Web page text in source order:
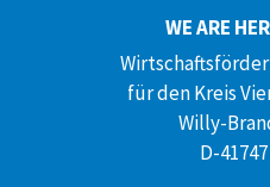
WE ARE
für den Kreis
Willy-
D-